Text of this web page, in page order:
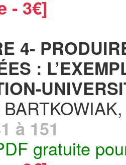
- 3€]
4-
:
à 151
gratuite